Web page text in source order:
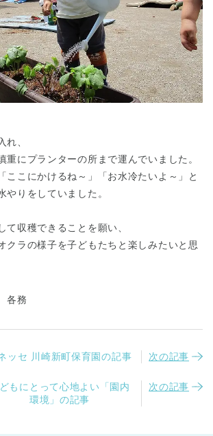
れ、
重にプランターの所まで運んでいました。
ここにかけるね～」「お水冷たいよ～」と
やりをしていました。
て収穫できることを願い、
クラの様子を子どもたちと楽しみたいと思
各務
ッセ 川崎新町保育園の記事 次の記事
もにとって心地よい「園内
環境」の記事
次の記事